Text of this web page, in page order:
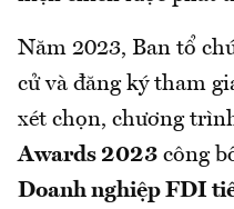
Năm 2023, Ban tổ
cử và đăng ký tham
xét chọn, chương
Awards 2023 công
Doanh nghiệp FDI